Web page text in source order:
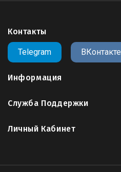
Контакты
Telegram ВКонтакте
Информация
Служба Поддержки
Личный Кабинет